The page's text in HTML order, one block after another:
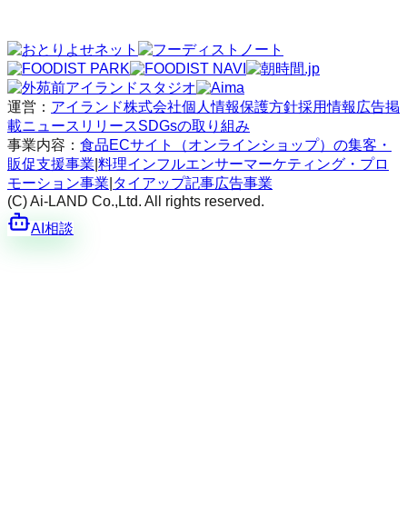
運営： アイランド株式会社個人情報保護方針採用情報 広告掲
載ニュースリリースSDGsの取り組み
事業内容： 食品ECサイト（オンラインショップ）の集客・
販促支援事業 料理インフルエンサーマーケティング・プロ
モーション事業 タイアップ記事広告事業
(C) Ai-LAND Co.,Ltd. All rights reserved.
AI相談